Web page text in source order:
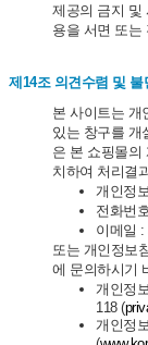
제공의 금지 및
용을 서면 또는
제14조 의견수렴 및 불
본 사이트는 개
있는 창구를 개
은 본 쇼핑몰의
치하여 처리결
개인정
전화번
이메일 :
또는 개인정보
에 문의하시기
개인정
118 (
개인정